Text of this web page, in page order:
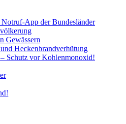
App der Bundesländer
Gewässern
Heckenbrandverhütung
Schutz vor Kohlenmonoxid!